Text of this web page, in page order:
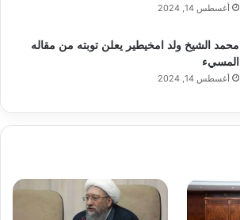
أغسطس 14, 2024
محمد الشيخ ولد امخيطير يعلن توبته من مقاله
المسيء
أغسطس 14, 2024